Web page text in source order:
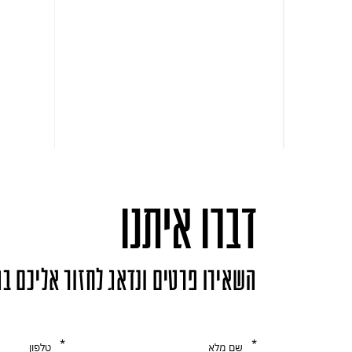
דברו איתנו
השאירו פרטים ונדאג לחזור אליכם